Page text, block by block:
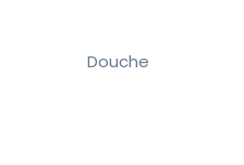
Douche